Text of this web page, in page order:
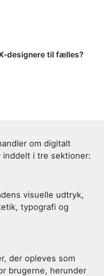
designere til fælles?
om digitalt
inddelt i tre sektioner:
visuelle udtryk,
typografi og
der opleves som
brugerne, herunder